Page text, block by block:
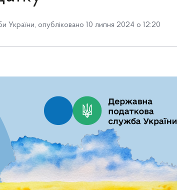
України, опубліковано 10 липня 2024 о 12:20